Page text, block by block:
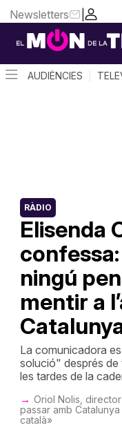
|
Newsletters
AUDIÈNCIES
Elisenda
ningú
mentir a
RÀDIO
La comunicadora
solució" després de
les tardes de la
Oriol Nolis,
passar amb
català»